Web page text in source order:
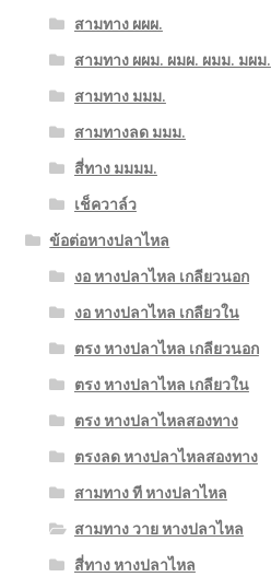
สามทาง ผผผ.
สามทาง ผผม. ผมผ. ผมม. มผม.
สามทาง มมม.
สามทางลด มมม.
สี่ทาง มมมม.
เช็ควาล์ว
ข้อต่อหางปลาไหล
งอ หางปลาไหล เกลียวนอก
งอ หางปลาไหล เกลียวใน
ตรง หางปลาไหล เกลียวนอก
ตรง หางปลาไหล เกลียวใน
ตรง หางปลาไหลสองทาง
ตรงลด หางปลาไหลสองทาง
สามทาง ที หางปลาไหล
สามทาง วาย หางปลาไหล
สี่ทาง หางปลาไหล